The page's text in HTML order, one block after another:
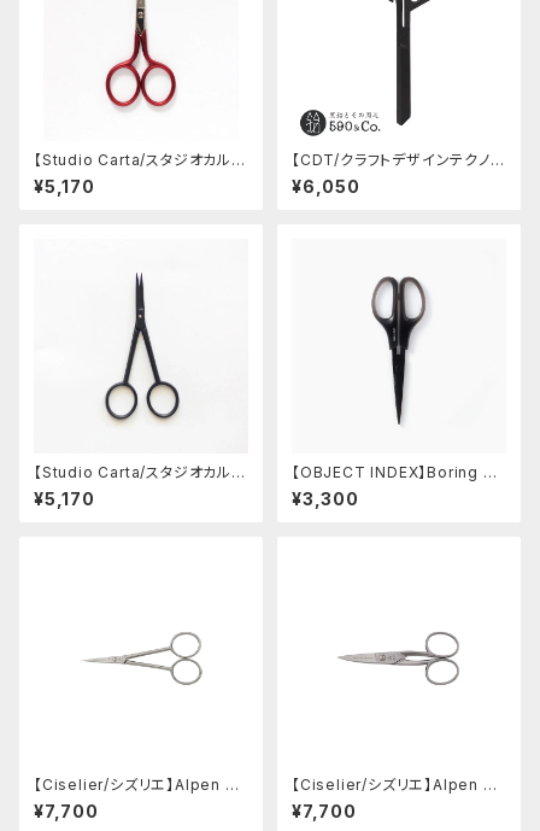
【Studio Carta/スタジオカル
タ】SCARLET RED SCISSOR
S (スモール)
¥5,170
【CDT/クラフトデザインテクノロ
ジー】ハサミ (黒)
¥6,050
【Studio Carta/スタジオカル
タ】BLACK SILHOUETTE SCI
SSORS (スモール)
¥5,170
【OBJECT INDEX】Boring Sc
issors (ブラック)
¥3,300
【Ciselier/シズリエ】Alpen Cu
cire 4" Sewing Scissors
¥7,700
【Ciselier/シズリエ】Alpen 4"
Personale Manicure Sciss
ors
¥7,700